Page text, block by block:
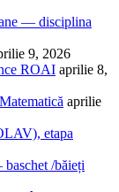
— disciplina
9, 2026
ROAI aprilie 8,
aprilie
etapa
/băieți